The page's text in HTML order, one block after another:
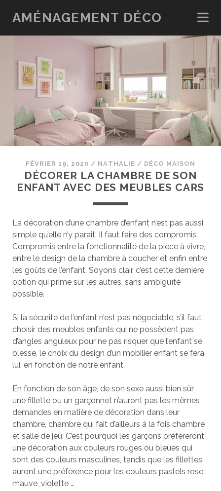
AMÉNAGEMENT DÉCO
FÉVRIER 19, 2020 / NATHALIE / DÉCO MAISON
DÉCORER LA CHAMBRE DE SON
ENFANT AVEC DES MEUBLES CARS
La décoration d’une chambre d’enfant n’est pas aussi
simple qu’elle n’y parait. Il faut faire des compromis.
Compromis entre la fonctionnalité de la pièce à vivre,
entre le design de la chambre à coucher et enfin entre
les goûts de l’enfant. Soyons clair, c’est cette dernière
option qui prime sur les autres, sans ambiguïté
possible.
Si la sécurité de l’enfant n’est pas négociable, s’il faut
choisir des meubles enfants qui ne possèdent pas
d’angles anguleux pour ne pas risquer que l’enfant se
blesse, le choix du design d’un mobilier enfant se fera
lui, en fonction de notre enfant.
En fonction de son âge, de son sexe aussi bien sûr
une fillette ou un garçonnet n’auront pas les mêmes
demandes en matière de décoration dans leur
chambre, chambre qui fait d’ailleurs à la fois chambre
et salle de jeu. C’est pourquoi les garçons préféreront
une décoration aux couleurs rouges ou bleues qui
sont des couleurs masculines, tandis que les fillettes
auront une préférence pour les couleurs pastels rose,
mauve, violette …